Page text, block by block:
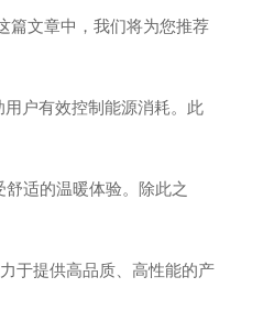
篇文章中，我们将为您推荐
户有效控制能源消耗。此
适的温暖体验。除此之
于提供高品质、高性能的产